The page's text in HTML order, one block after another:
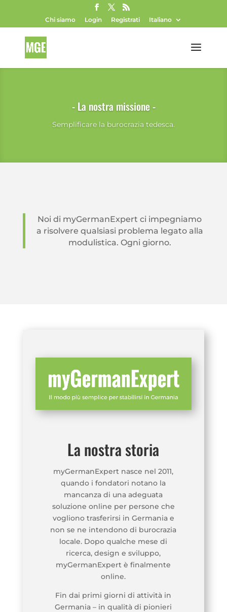
Chi siamo Login Registrati Italiano
- La nostra missione -
Semplificare la burocrazia tedesca.
Noi di myGermanExpert ci impegniamo
a risolvere qualsiasi problema legato alla
modulistica. Ogni giorno.
La nostra storia
myGermanExpert nasce nel 2011,
quando i fondatori notano la
mancanza di una adeguata
soluzione online per persone che
vogliono trasferirsi in Germania e
non se ne intendono di burocrazia
locale. Dopo qualche mese di
ricerca, design e sviluppo,
myGermanExpert è finalmente
online.
Fin dai primi giorni di attività in
Germania – in qualità di pionieri